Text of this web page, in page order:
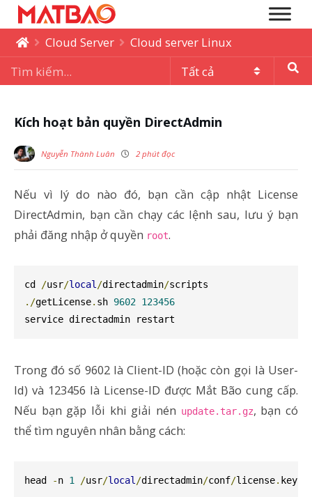
Cloud Server Cloud server Linux
Kích hoạt bản quyền DirectAdmin
Nguyễn Thành Luân 2 phút đọc
Nếu vì lý do nào đó, bạn cần cập nhật License
DirectAdmin, bạn cần chạy các lệnh sau, lưu ý bạn
phải đăng nhập ở quyền root.
cd /usr/local /directadmin/
./getLicense. sh 9602 123456
service directadmin restart
Trong đó số 9602 là Client-ID (hoặc còn gọi là User-
Id) và 123456 là License-ID được Mắt Bão cung cấp.
Nếu bạn gặp lỗi khi giải nén update. tar. gz, bạn có
thể tìm nguyên nhân bằng cách:
head -n 1 /usr/local /directadmin/conf/license. key